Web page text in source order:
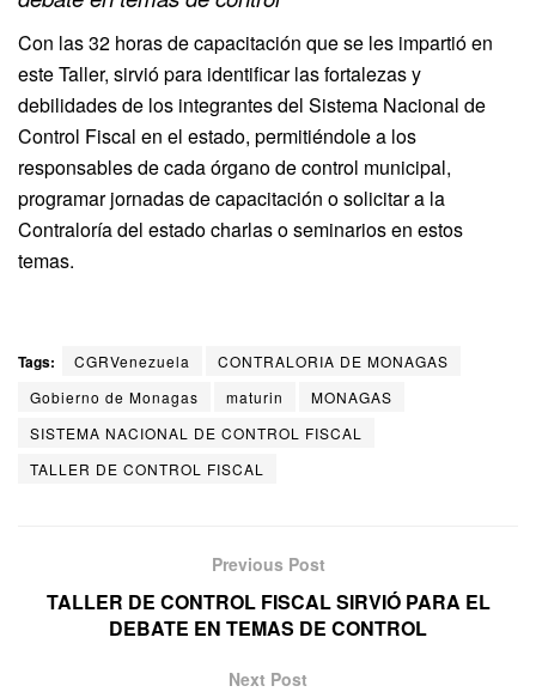
Con las 32 horas de capacitación que se les impartió en
este Taller, sirvió para identificar las fortalezas y
debilidades de los integrantes del Sistema Nacional de
Control Fiscal en el estado, permitiéndole a los
responsables de cada órgano de control municipal,
programar jornadas de capacitación o solicitar a la
Contraloría del estado charlas o seminarios en estos
temas.
Tags: CGRVenezuela
CONTRALORIA DE MONAGAS
Gobierno de Monagas
maturin
MONAGAS
SISTEMA NACIONAL DE CONTROL FISCAL
TALLER DE CONTROL FISCAL
Previous Post
TALLER DE CONTROL FISCAL SIRVIÓ PARA EL
DEBATE EN TEMAS DE CONTROL
Next Post